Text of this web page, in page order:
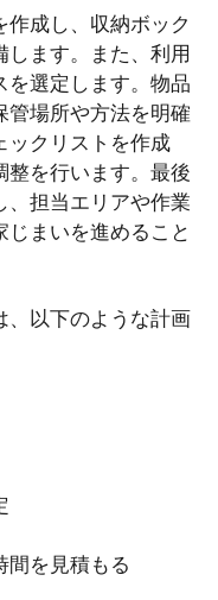
成し、収納ボック
します。また、利用
選定します。物品
場所や方法を明確
ックリストを作成
整を行います。最後
、担当エリアや作業
まいを進めること
、以下のような計画
間を見積もる